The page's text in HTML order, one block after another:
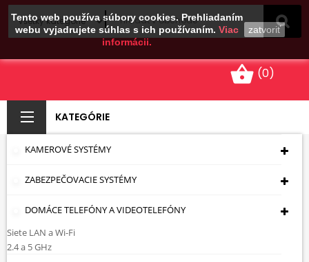
Tento web používa súbory cookies. Prehliadaním
webu vyjadrujete súhlas s ich používaním. Viac
informácii.
zatvoriť
shopping_basket (0)
KATEGÓRIE
KAMEROVÉ SYSTÉMY
ZABEZPEČOVACIE SYSTÉMY
DOMÁCE TELEFÓNY A VIDEOTELEFÓNY
Siete LAN a Wi-Fi
2.4 a 5 GHz
KAMERY S
REFLEKTOROM S
BIELYM SVETLOM